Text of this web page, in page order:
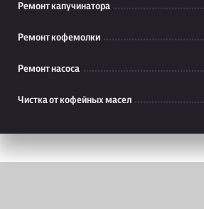
Ремонт капучинатора
Ремонт кофемолки
Ремонт насоса
Чистка от кофейных масел